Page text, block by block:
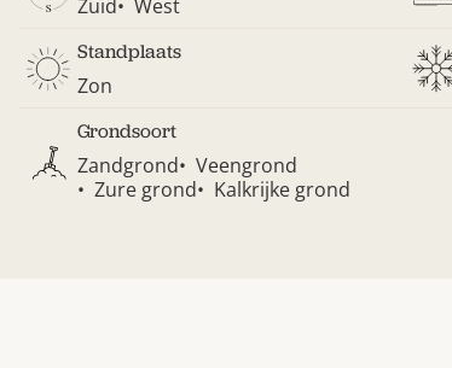
Zuid West
Standplaats
Zon
Grondsoort
Zandgrond
Veengrond
Zure grond
Kalkrijke grond